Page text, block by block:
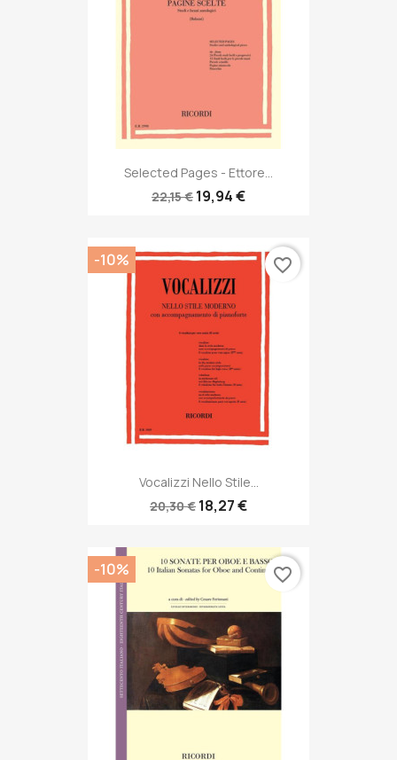
Selected Pages - Ettore...
22,15 € 19,94 €
Vocalizzi Nello Stile...
20,30 € 18,27 €
-10% favorite_border
-10% favorite_border